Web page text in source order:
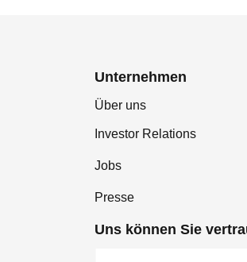
Unternehmen
Über uns
Investor Relations
Jobs
Presse
Uns können Sie